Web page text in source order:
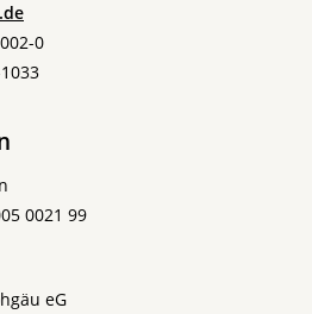
0
0021 99
eG